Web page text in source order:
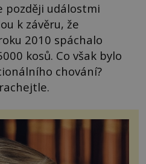
později událostmi
k závěru, že
2010 spáchalo
kosů. Co však bylo
chování?